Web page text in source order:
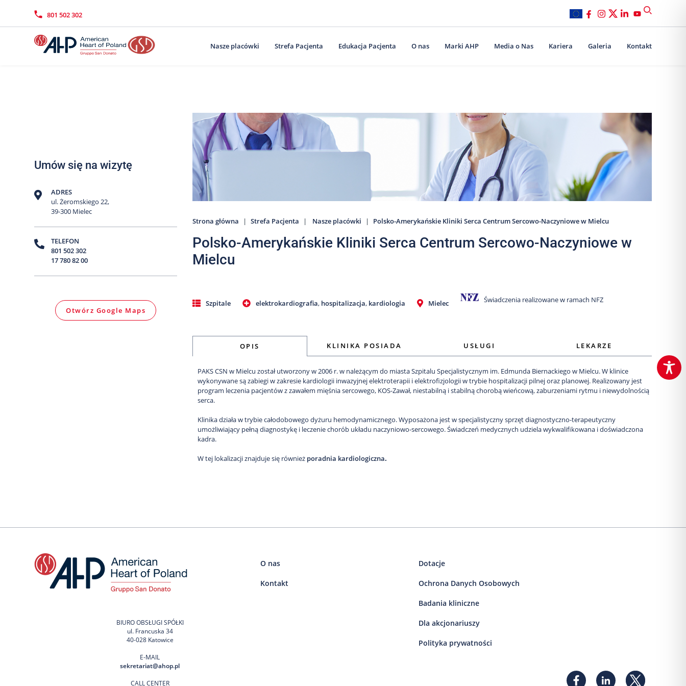
801 502 302
Nasze placówki Strefa Pacjenta Edukacja Pacjenta O nas Marki AHP Media o Nas Kariera Galeria Kontakt
Umów się na wizytę
ADRES
ul. Żeromskiego 22,
39-300 Mielec
TELEFON
801 502 302
17 780 82 00
Otwórz Google Maps
Strona główna Strefa Pacjenta Nasze placówki Polsko-Amerykańskie Kliniki Serca Centrum Sercowo-Naczyniowe w Mielcu
Polsko-Amerykańskie Kliniki Serca Centrum Sercowo-Naczyniowe w
Mielcu
Szpitale elektrokardiografia, hospitalizacja, kardiologia Mielec Świadczenia realizowane w ramach NFZ
OPIS KLINIKA POSIADA USŁUGI LEKARZE
PAKS CSN w Mielcu został utworzony w 2006 r. w należącym do miasta Szpitalu Specjalistycznym im. Edmunda Biernackiego w Mielcu. W klinice
wykonywane są zabiegi w zakresie kardiologii inwazyjnej elektroterapii i elektrofizjologii w trybie hospitalizacji pilnej oraz planowej. Realizowany jest
program leczenia pacjentów z zawałem mięśnia sercowego, KOS-Zawał, niestabilną i stabilną chorobą wieńcową, zaburzeniami rytmu i niewydolnością
serca.
Klinika działa w trybie całodobowego dyżuru hemodynamicznego. Wyposażona jest w specjalistyczny sprzęt diagnostyczno-terapeutyczny
umożliwiający pełną diagnostykę i leczenie chorób układu naczyniowo-sercowego. Świadczeń medycznych udziela wykwalifikowana i doświadczona
kadra.
W tej lokalizacji znajduje się również poradnia kardiologiczna.
BIURO OBSŁUGI SPÓŁKI
ul. Francuska 34
40-028 Katowice
E-MAIL
sekretariat@ahop.pl
CALL CENTER
O nas
Kontakt
Dotacje
Ochrona Danych Osobowych
Badania kliniczne
Dla akcjonariuszy
Polityka prywatności